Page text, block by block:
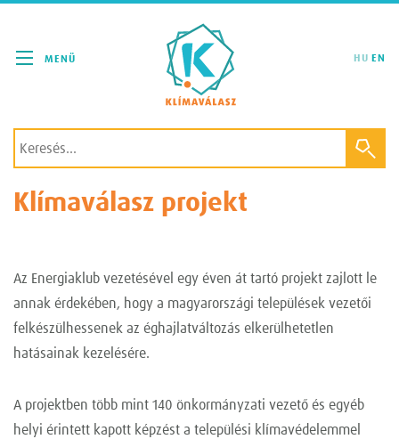
HU EN
Klímaválasz projekt
Az Energiaklub vezetésével egy éven át tartó projekt zajlott le
annak érdekében, hogy a magyarországi települések vezetői
felkészülhessenek az éghajlatváltozás elkerülhetetlen
hatásainak kezelésére.
A projektben több mint 140 önkormányzati vezető és egyéb
helyi érintett kapott képzést a települési klímavédelemmel